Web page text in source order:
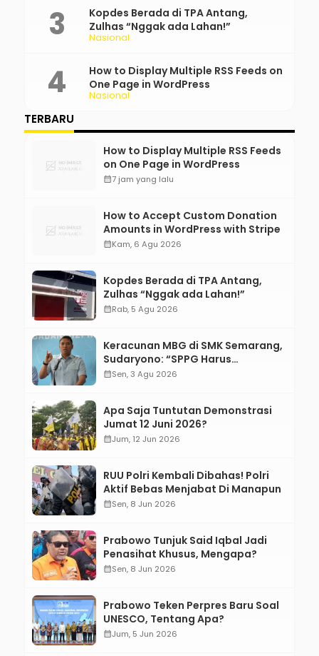
Nasional
Kopdes Berada di TPA Antang,
Zulhas “Nggak ada Lahan!”
Nasional
How to Display Multiple RSS Feeds on
One Page in WordPress
TERBARU
How to Display Multiple RSS Feeds
on One Page in WordPress
calendar_month7 jam yang lalu
How to Accept Custom Donation
Amounts in WordPress with Stripe
calendar_monthKam, 6 Agu 2026
Kopdes Berada di TPA Antang,
Zulhas “Nggak ada Lahan!”
calendar_monthRab, 5 Agu 2026
Keracunan MBG di SMK Semarang,
Sudaryono: “SPPG Harus
Bertanggung Jawab!”
calendar_monthSen, 3 Agu 2026
Apa Saja Tuntutan Demonstrasi
Jumat 12 Juni 2026?
calendar_monthJum, 12 Jun 2026
RUU Polri Kembali Dibahas! Polri
Aktif Bebas Menjabat Di Manapun
calendar_monthSen, 8 Jun 2026
Prabowo Tunjuk Said Iqbal Jadi
Penasihat Khusus, Mengapa?
calendar_monthSen, 8 Jun 2026
Prabowo Teken Perpres Baru Soal
UNESCO, Tentang Apa?
calendar_monthJum, 5 Jun 2026